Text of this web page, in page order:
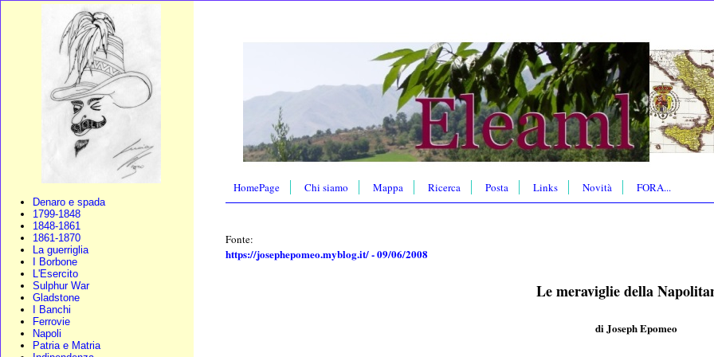
Denaro e spada
1799-1848
1848-1861
1861-1870
La guerriglia
I Borbone
L'Esercito
Sulphur War
Gladstone
I Banchi
Ferrovie
Napoli
Patria e Matria
HomePage Chi siamo Mappa Ricerca Posta Links Novità FORA...
Fonte:
https://josephepomeo.myblog.it/ - 09/06/2008
Le meraviglie della
di Joseph Epomeo